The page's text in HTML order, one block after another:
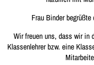
Frau Binder
Wir freuen uns, dass wir in
Klassenlehrer bzw. eine